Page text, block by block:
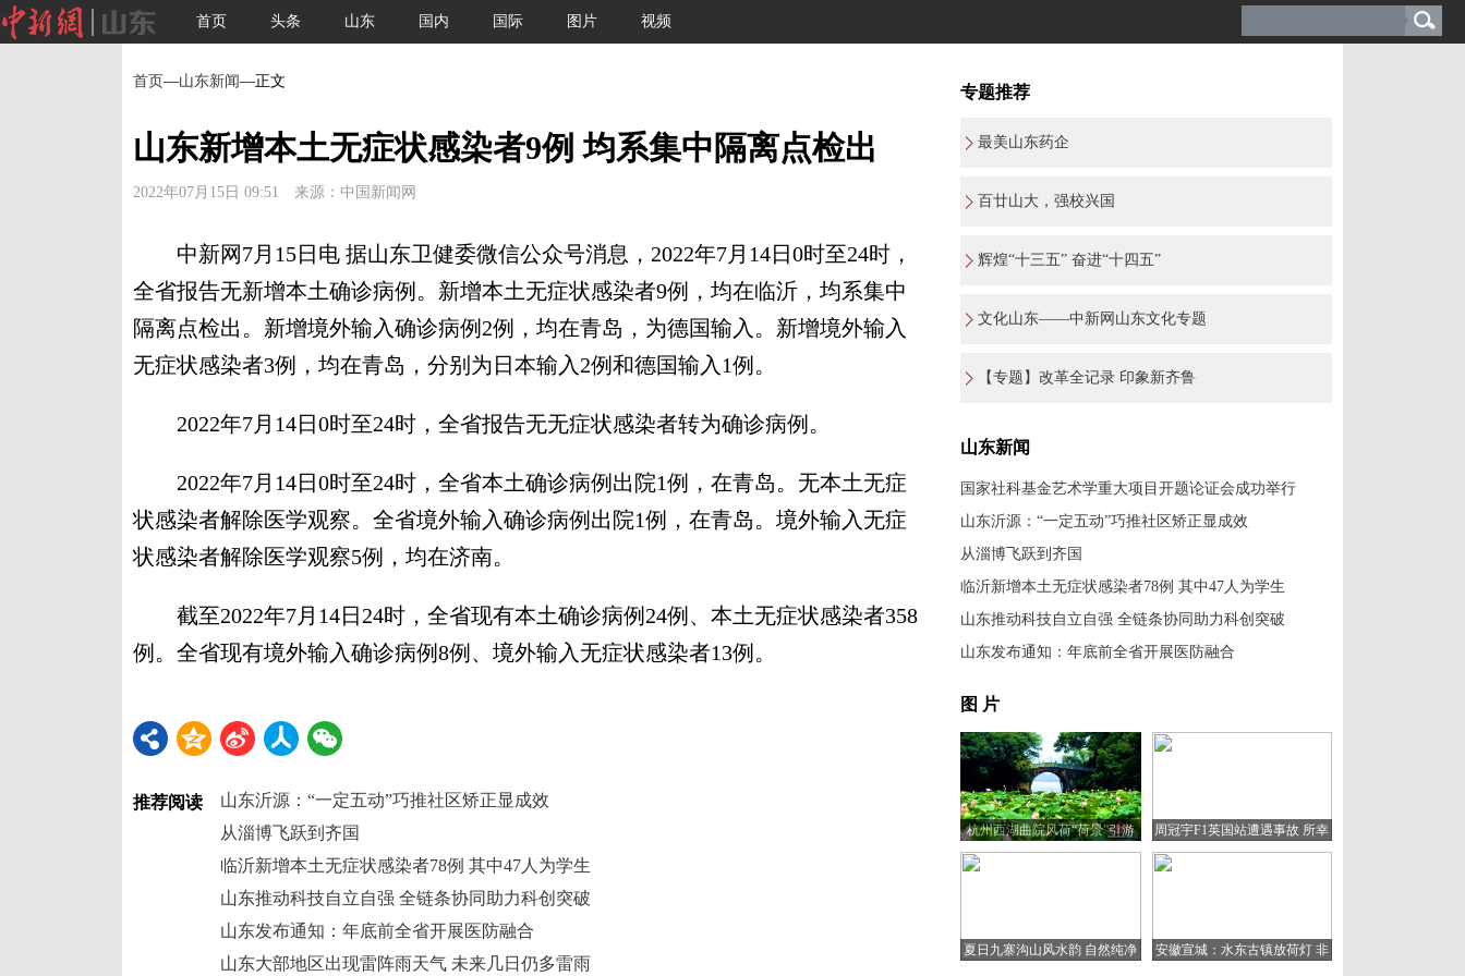
首页 头条 山东 国内 国际 图片 视频
首页—山东新闻—正文
山东新增本土无症状感染者9例 均系集中隔离点检出
2022年07月15日 09:51 来源：中国新闻网
中新网7月15日电 据山东卫健委微信公众号消息，2022年7月14日0时至24时，
全省报告无新增本土确诊病例。新增本土无症状感染者9例，均在临沂，均系集中
隔离点检出。新增境外输入确诊病例2例，均在青岛，为德国输入。新增境外输入
无症状感染者3例，均在青岛，分别为日本输入2例和德国输入1例。
2022年7月14日0时至24时，全省报告无无症状感染者转为确诊病例。
2022年7月14日0时至24时，全省本土确诊病例出院1例，在青岛。无本土无症
状感染者解除医学观察。全省境外输入确诊病例出院1例，在青岛。境外输入无症
状感染者解除医学观察5例，均在济南。
截至2022年7月14日24时，全省现有本土确诊病例24例、本土无症状感染者358
例。全省现有境外输入确诊病例8例、境外输入无症状感染者13例。
推荐阅读
山东沂源：“一定五动”巧推社区矫正显成效
从淄博飞跃到齐国
临沂新增本土无症状感染者78例 其中47人为学生
山东推动科技自立自强 全链条协同助力科创突破
山东发布通知：年底前全省开展医防融合
山东大部地区出现雷阵雨天气 未来几日仍多雷雨
专题推荐
最美山东药企
百廿山大，强校兴国
辉煌“十三五” 奋进“十四五”
文化山东——中新网山东文化专题
【专题】改革全记录 印象新齐鲁
山东新闻
国家社科基金艺术学重大项目开题论证会成功举行
山东沂源：“一定五动”巧推社区矫正显成效
从淄博飞跃到齐国
临沂新增本土无症状感染者78例 其中47人为学生
山东推动科技自立自强 全链条协同助力科创突破
山东发布通知：年底前全省开展医防融合
图 片
杭州西湖曲院风荷“荷景”引游
人
周冠宇F1英国站遭遇事故 所幸
人无大碍
夏日九寨沟山风水韵 自然纯净
安徽宣城：水东古镇放荷灯 非